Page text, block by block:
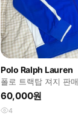
Polo Ralph Lauren
폴로 트랙탑 져지 판매
60,000원
4